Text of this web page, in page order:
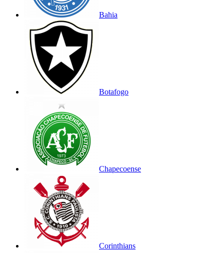
Bahia
Botafogo
Chapecoense
Corinthians